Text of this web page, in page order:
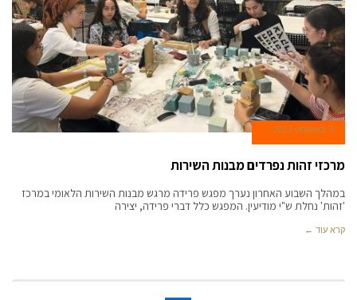
3 באוגוסט 2023
מרכזי זהות נפרדים מבנות השירות
במהלך השבוע האחרון נערך מפגש פרידה מרגש מבנות השירות הלאומי במרכז
'זהות' נחלת ש"י מודיעין. המפגש כלל דברי פרידה, יצירה
קרא עוד ←